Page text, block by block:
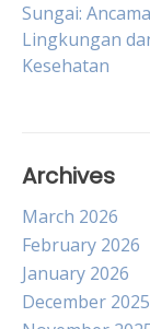
Sungai:
Lingkungan
Kesehatan
Archives
March 2026
February 2026
January 2026
December 2025